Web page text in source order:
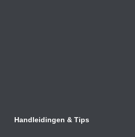
Handleidingen & Tips